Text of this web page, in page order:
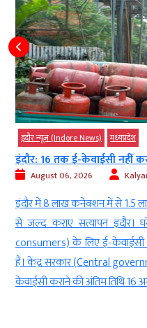
इंदौर न्यूज़ (Indore News) मध्‍यप्रदेश
इंदौर: 16 तक ई-केवाईसी नहीं
August 06, 2026
इंदौर में 8 लाख कनेक्शन में से 1.5
से जल्द कराए सत्यापन इंदौर।
consumers) के लिए ई-केवाईसी
है। केंद्र सरकार (Central
केवाईसी कराने की अंतिम तिथि 16